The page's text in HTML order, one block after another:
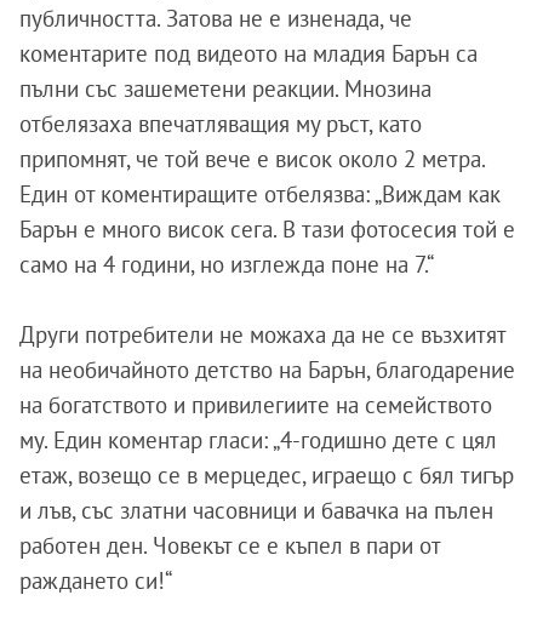
публичността. Затова не е изненада, че
коментарите под видеото на младия Барън са
пълни със зашеметени реакции. Мнозина
отбелязаха впечатляващия му ръст, като
припомнят, че той вече е висок около 2 метра.
Един от коментиращите отбелязва: „Виждам как
Барън е много висок сега. В тази фотосесия той е
само на 4 години, но изглежда поне на 7.“
Други потребители не можаха да не се възхитят
на необичайното детство на Барън, благодарение
на богатството и привилегиите на семейството
му. Един коментар гласи: „4-годишно дете с цял
етаж, возещо се в мерцедес, играещо с бял тигър
и лъв, със златни часовници и бавачка на пълен
работен ден. Човекът се е къпел в пари от
раждането си!“